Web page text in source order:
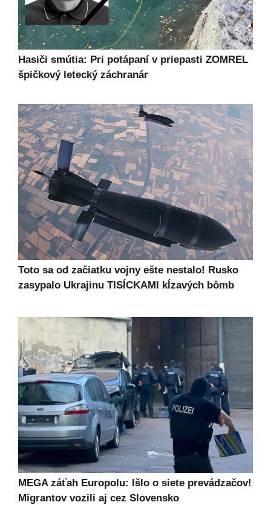
Hasiči smútia: Pri potápaní v priepasti ZOMREL
špičkový letecký záchranár
Toto sa od začiatku vojny ešte nestalo! Rusko
zasypalo Ukrajinu TISÍCKAMI kĺzavých bômb
MEGA záťah Europolu: Išlo o siete prevádzačov!
Migrantov vozili aj cez Slovensko